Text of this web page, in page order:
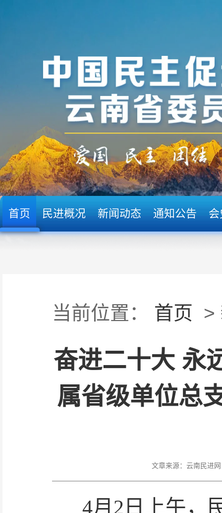
首页 民进概况 新闻动态 通知公告 会
当前位置： 首页 >
奋进二十大
属省级单位总
文章来源： 云南民进网
4月2日上午，